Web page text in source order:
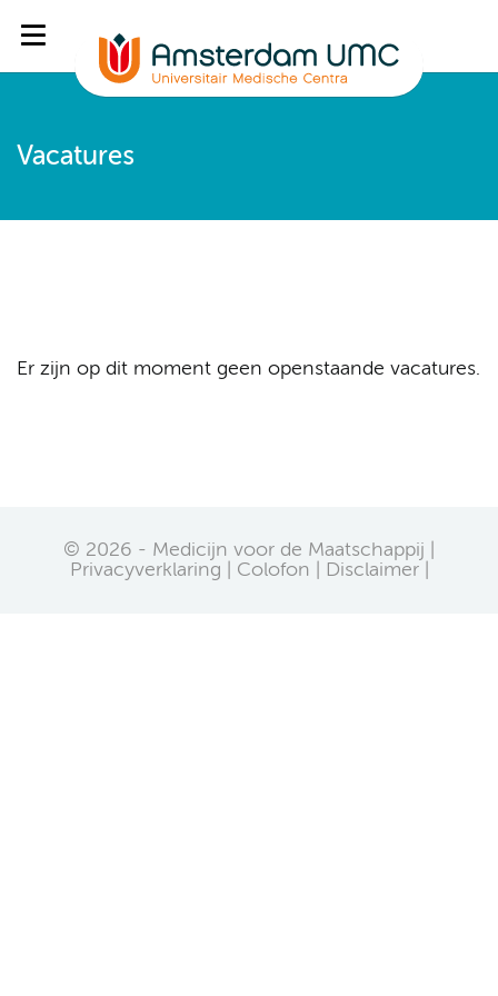
Vacatures
Er zijn op dit moment geen openstaande vacatures.
© 2026 - Medicijn voor de Maatschappij |
Privacyverklaring
Colofon Disclaimer